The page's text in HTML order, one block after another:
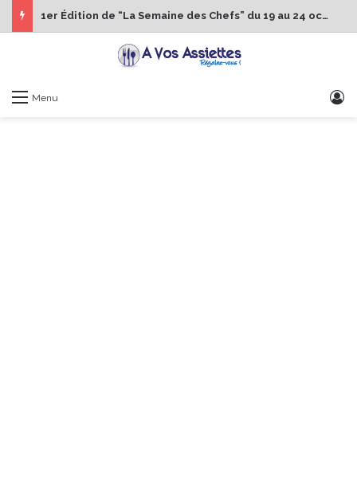
1er Édition de “La Semaine des Chefs” du 19 au 24 octobre 2026
Menu